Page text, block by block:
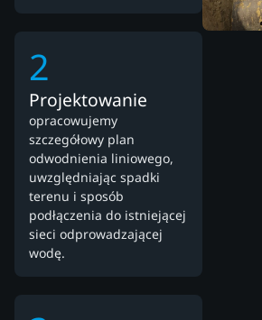
2
Projektowanie
opracowujemy
szczegółowy plan
odwodnienia liniowego,
uwzględniając spadki
terenu i sposób
podłączenia do istniejącej
sieci odprowadzającej
wodę.